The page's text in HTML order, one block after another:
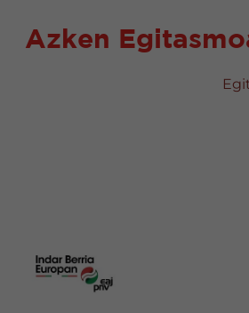
Azken